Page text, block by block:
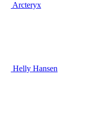
Arcteryx
Helly Hansen